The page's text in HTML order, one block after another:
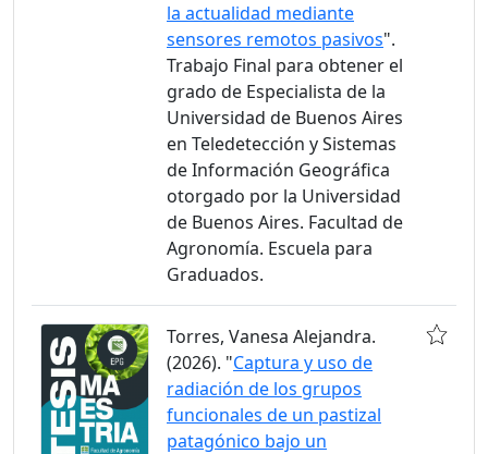
la actualidad mediante
sensores remotos pasivos".
Trabajo Final para obtener el
grado de Especialista de la
Universidad de Buenos Aires
en Teledetección y Sistemas
de Información Geográfica
otorgado por la Universidad
de Buenos Aires. Facultad de
Agronomía. Escuela para
Graduados.
Torres, Vanesa Alejandra.
(2026). "Captura y uso de
radiación de los grupos
funcionales de un pastizal
patagónico bajo un